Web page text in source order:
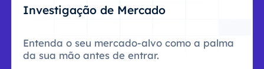
Investigação de Mercado
Entenda o seu mercado-alvo como a palma
da sua mão antes de entrar.